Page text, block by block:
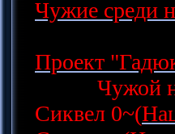
Чужие среди
Проект
Чужой
Сиквел 0~(